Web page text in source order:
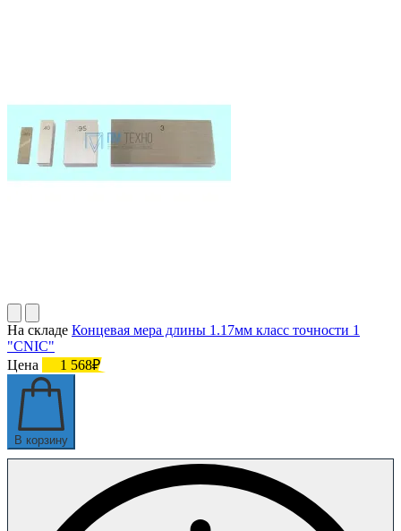
На складе Концевая мера длины 1.17мм класс точности 1
"CNIC"
Цена
1 568₽
В корзину